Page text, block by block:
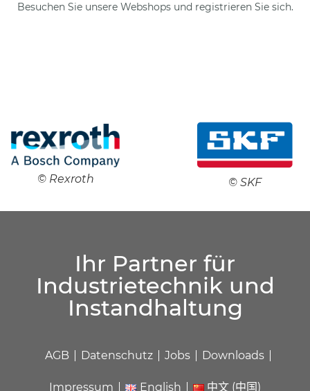
Besuchen Sie unsere Webshops und registrieren Sie sich.
© Rexroth © SKF
Ihr Partner für
Industrietechnik und
Instandhaltung
AGB Datenschutz Jobs Downloads
Impressum English 中文 (中国)